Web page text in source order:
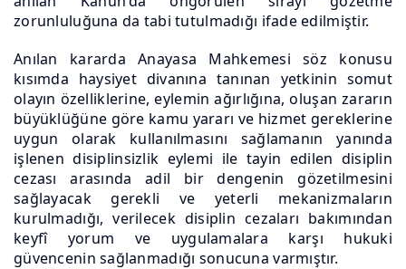
zorunluluğuna da tabi tutulmadığı ifade edilmiştir.
Anılan kararda Anayasa Mahkemesi söz konusu
kısımda haysiyet divanına tanınan yetkinin somut
olayın özelliklerine, eylemin ağırlığına, oluşan zararın
büyüklüğüne göre kamu yararı ve hizmet gereklerine
uygun olarak kullanılmasını sağlamanın yanında
işlenen disiplinsizlik eylemi ile tayin edilen disiplin
cezası arasında adil bir dengenin gözetilmesini
sağlayacak gerekli ve yeterli mekanizmaların
kurulmadığı, verilecek disiplin cezaları bakımından
keyfî yorum ve uygulamalara karşı hukuki
güvencenin sağlanmadığı sonucuna varmıştır.